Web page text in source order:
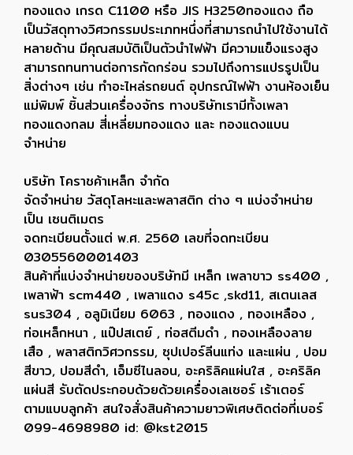
ทองแดง เกรด C1100 หรือ JIS H3250ทองแดง ถือ
เป็นวัสดุทางวิศวกรรมประเภทหนึ่งที่สามารถนำไปใช้งานได้
หลายด้าน มีคุณสมบัติเป็นตัวนำไฟฟ้า มีความแข็งแรงสูง
สามารถทนทานต่อการกัดกร่อน รวมไปถึงการแปรรูปเป็น
สิ่งต่างๆ เช่น ทำอะไหล่รถยนต์ อุปกรณ์ไฟฟ้า งานห้องเย็น
แม่พิมพ์ ชิ้นส่วนเครื่องจักร ทางบริษัทเรามีทั้งเพลา
ทองแดงกลม สี่เหลี่ยมทองแดง และ ทองแดงแบน
จำหน่าย
บริษัท โคราชค้าเหล็ก จำกัด
จัดจำหน่าย วัสดุโลหะและพลาสติก ต่าง ๆ แบ่งจำหน่าย
เป็น เซนติเมตร
จดทะเบียนตั้งแต่ พ.ศ. 2560 เลขที่จดทะเบียน
0305560001403
สินค้าที่แบ่งจำหน่ายของบริษัทมี เหล็ก เพลาขาว ss400 ,
เพลาฟ้า scm440 , เพลาแดง s45c ,skd11, สเตนเลส
sus304 , อลูมิเนียม 6063 , ทองแดง , ทองเหลือง ,
ท่อเหล็กหนา , แป๊ปสเตย์ , ท่อสตีมดำ , ทองเหลืองลาย
เสือ , พลาสติกวิศวกรรม, ซุปเปอร์ลีนแท่ง และแผ่น , ปอม
สีขาว, ปอมสีดำ, เอ็มซีไนลอน, อะคริลิคแผ่นใส , อะคริลิค
แผ่นสี รับตัดประกอบด้วยด้วยเครื่องเลเซอร์ เร้าเตอร์
ตามแบบลูกค้า สนใจสั่งสินค้าความยาวพิเศษติดต่อที่เบอร์
099-4698980 id: @kst2015